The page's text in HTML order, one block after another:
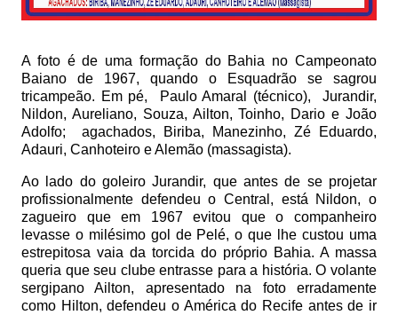
A foto é de uma formação do Bahia no Campeonato
Baiano de 1967, quando o Esquadrão se sagrou
tricampeão. Em pé,
Paulo Amaral (técnico),
Jurandir,
Nildon, Aureliano, Souza, Ailton, Toinho, Dario e João
Adolfo;
agachados, Biriba, Manezinho, Zé Eduardo,
Adauri, Canhoteiro e Alemão (massagista).
Ao lado do goleiro Jurandir, que antes de se projetar
profissionalmente defendeu o Central, está Nildon, o
zagueiro que em 1967 evitou que o companheiro
levasse o milésimo gol de Pelé, o que lhe custou uma
estrepitosa vaia da torcida do próprio Bahia. A massa
queria que seu clube entrasse para a história. O volante
sergipano Ailton, apresentado na foto erradamente
como Hilton, defendeu o América do Recife antes de ir